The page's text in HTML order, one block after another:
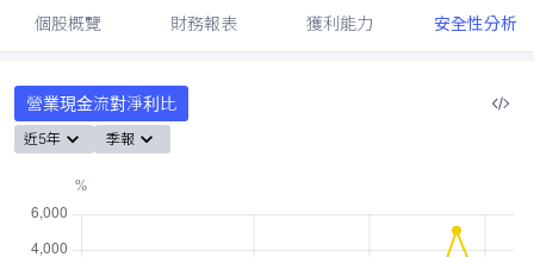
個股概覽 財務報表 獲利能力 安全性分析
營業現金流對淨利比
近5年 季報